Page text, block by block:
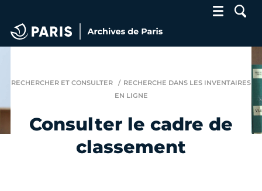
RECHERCHER ET CONSULTER
RECHERCHE DANS LES INVENTAIRES
EN LIGNE
Consulter le cadre de
classement